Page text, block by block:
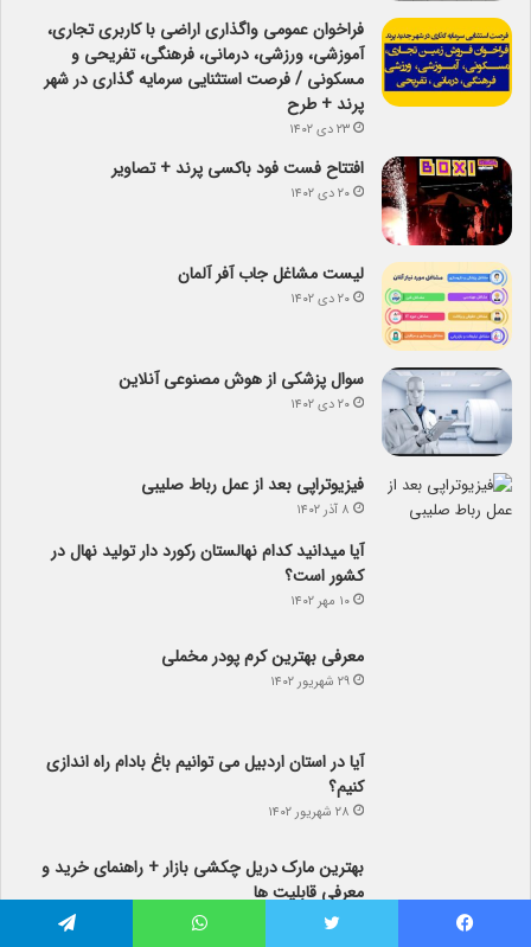
فراخوان عمومی واگذاری اراضی با کاربری تجاری،
آموزشی، ورزشی، درمانی، فرهنگی، تفریحی و
مسکونی / فرصت استثنایی سرمایه گذاری در شهر
پرند + طرح
۲۳ دی ۱۴۰۲
افتتاح فست فود باکسی پرند + تصاویر
۲۰ دی ۱۴۰۲
لیست مشاغل جاب آفر آلمان
۲۰ دی ۱۴۰۲
سوال پزشکی از هوش مصنوعی آنلاین
۲۰ دی ۱۴۰۲
فیزیوتراپی بعد از عمل رباط صلیبی
۸ آذر ۱۴۰۲
آیا می­دانید کدام نهالستان رکورد دار تولید نهال­ در
کشور است؟
۱۰ مهر ۱۴۰۲
۲۹ شهریور ۱۴۰۲
۲۸ شهریور ۱۴۰۲
بهترین مارک دریل چکشی بازار + راهنمای خرید و
معرفی قابلیت ها
ویزای استارتاپ کانادا: چگونه می‌توانید رویای
کارآفرینی خود را در کانادا به حقیقت تبدیل کنید